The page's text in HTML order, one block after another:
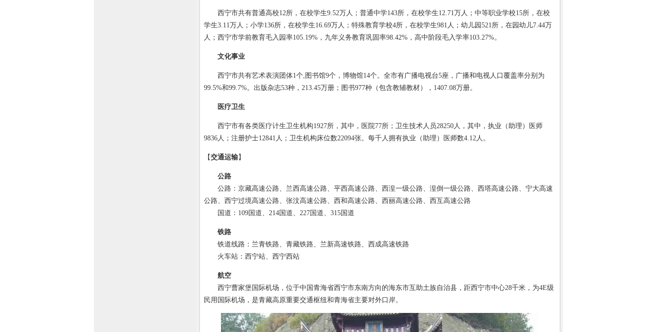
西宁市共有普通高校12所，在校学生9.52万人；普通中学143所，在校学生12.71万人；中等职业学校15所，在校
学生3.11万人；小学136所，在校学生16.69万人；特殊教育学校4所，在校学生981人；幼儿园521所，在园幼儿7.44万
人；西宁市学前教育毛入园率105.19%，九年义务教育巩固率98.42%，高中阶段毛入学率103.27%。
文化事业
西宁市共有艺术表演团体1个,图书馆9个，博物馆14个。全市有广播电视台5座，广播和电视人口覆盖率分别为
99.5%和99.7%。出版杂志53种，213.45万册；图书977种（包含教辅教材），1407.08万册。
医疗卫生
西宁市有各类医疗计生卫生机构1927所，其中，医院77所；卫生技术人员28250人，其中，执业（助理）医师
9836人；注册护士12841人；卫生机构床位数22094张。每千人拥有执业（助理）医师数4.12人。
【交通运输】
公路
公路：京藏高速公路、兰西高速公路、平西高速公路、西湟一级公路、湟倒一级公路、西塔高速公路、宁大高速
公路、西宁过境高速公路、张汶高速公路、西和高速公路、西丽高速公路、西互高速公路
国道：109国道、214国道、227国道、315国道
铁路
铁道线路：兰青铁路、青藏铁路、兰新高速铁路、西成高速铁路
火车站：西宁站、西宁西站
航空
西宁曹家堡国际机场，位于中国青海省西宁市东南方向的海东市互助土族自治县，距西宁市中心28千米，为4E级
民用国际机场，是青藏高原重要交通枢纽和青海省主要对外口岸。